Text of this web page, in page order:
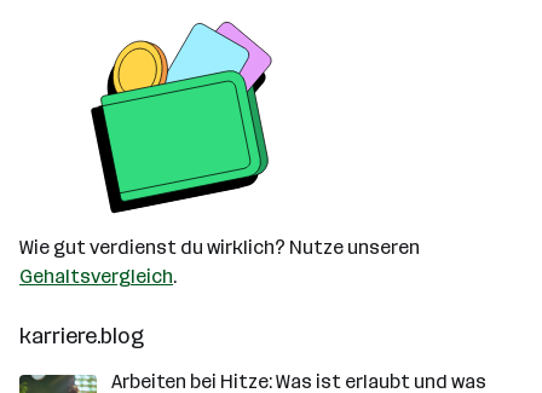
Wie gut verdienst du wirklich? Nutze unseren
Gehaltsvergleich.
karriere.blog
Arbeiten bei Hitze: Was ist erlaubt und was